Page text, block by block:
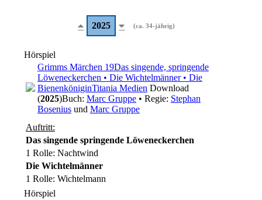
2025 (ca. 34-jährig)
Hörspiel
Grimms Märchen 19Das singende, springende
Löweneckerchen • Die Wichtelmänner • Die
BienenköniginTitania Medien Download
(2025)Buch: Marc Gruppe• Regie: Stephan
Boseniusund Marc Gruppe
Auftritt:
Das singende springende Löweneckerchen
1 Rolle: Nachtwind
Die Wichtelmänner
1 Rolle: Wichtelmann
Hörspiel